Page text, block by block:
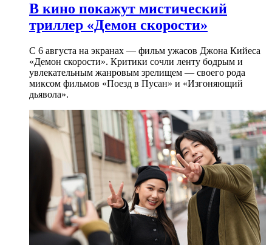
В кино покажут мистический
триллер «Демон скорости»
С 6 августа на экранах — фильм ужасов Джона Кийеса
«Демон скорости». Критики сочли ленту бодрым и
увлекательным жанровым зрелищeм — своего рода
миксом фильмов «Поезд в Пусан» и «Изгоняющий
дьявола».